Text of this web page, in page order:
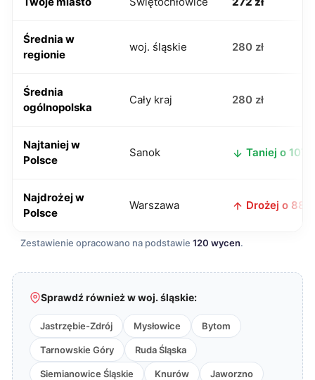
Średnia w
regionie
woj. śląskie 280 zł
Średnia
ogólnopolska
Cały kraj 280 zł
Najtaniej w
Polsce
Sanok Taniej o 107
Najdrożej w
Polsce
Warszawa Drożej o 88
Zestawienie opracowano na podstawie 120 wycen.
Sprawdź również w woj. śląskie:
Jastrzębie-Zdrój Mysłowice Bytom
Tarnowskie Góry Ruda Śląska
Siemianowice Śląskie Knurów Jaworzno